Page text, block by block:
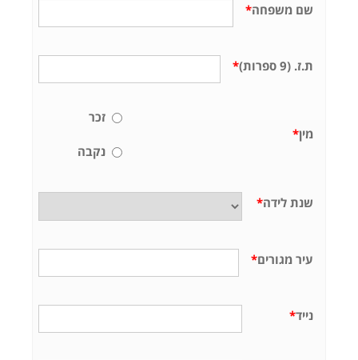
*שם משפחה
* ת.ז. (9 ספרות)
*מין
זכר
נקבה
*שנת לידה
*עיר מגורים
*נייד